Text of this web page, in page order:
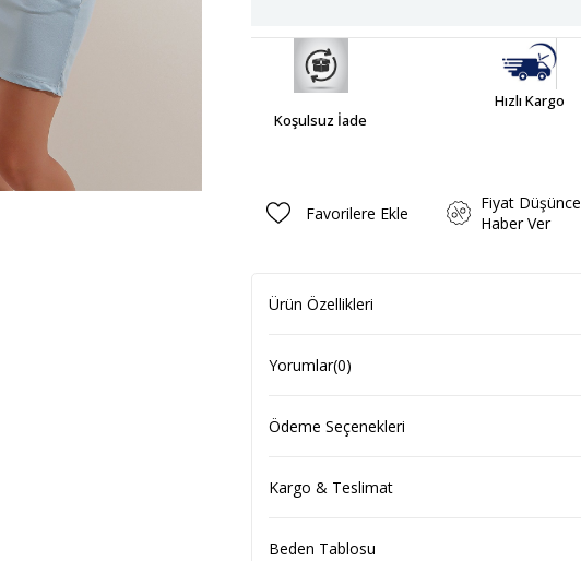
Koşulsuz İade
Hızlı Kargo
Favorilere Ekle
Fiyat Düşünce
Haber Ver
Ürün Özellikleri
Yorumlar(0)
Ödeme Seçenekleri
Kargo & Teslimat
Beden Tablosu